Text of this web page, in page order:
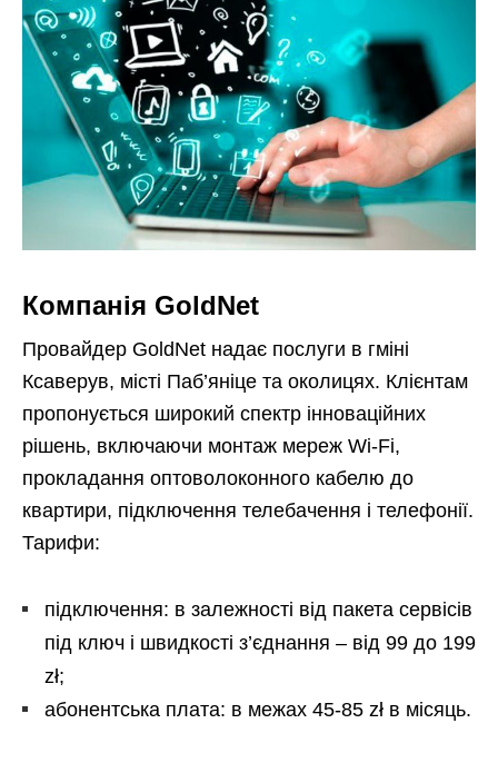
Компанія GoldNet
Провайдер GoldNet надає послуги в гміні
Ксаверув, місті Паб’яніце та околицях. Клієнтам
пропонується широкий спектр інноваційних
рішень, включаючи монтаж мереж Wi-Fi,
прокладання оптоволоконного кабелю до
квартири, підключення телебачення і телефонії.
Тарифи:
підключення: в залежності від пакета сервісів
під ключ і швидкості з’єднання – від 99 до 199
zł;
абонентська плата: в межах 45-85 zł в місяць.